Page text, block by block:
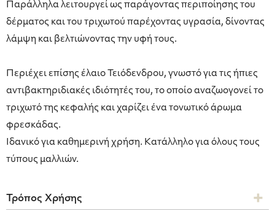
Παράλληλα λειτουργεί ως παράγοντας περιποίησης του
δέρματος και του τριχωτού παρέχοντας υγρασία, δίνοντας
λάμψη και βελτιώνοντας την υφή τους.
Περιέχει επίσης έλαιο Τειόδενδρου, γνωστό για τις ήπιες
αντιβακτηριδιακές ιδιότητές του, το οποίο αναζωογονεί το
τριχωτό της κεφαλής και χαρίζει ένα τονωτικό άρωμα
φρεσκάδας.
Ιδανικό για καθημερινή χρήση. Κατάλληλο για όλους τους
τύπους μαλλιών.
Τρόπος Χρήσης